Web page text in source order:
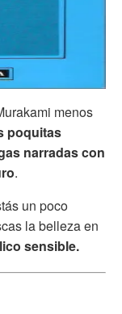
menos
poquitas
narradas con
.
un poco
la belleza en
sensible.